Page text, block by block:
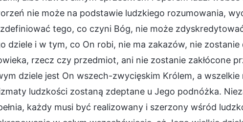
nie może na podstawie ludzkiego rozumowania,
tego, co czyni Bóg, nie może
dziele i w tym, co On robi, nie ma zakazów, nie
rzecz czy przedmiot, ani nie zostanie zakłócone
dziele jest On wszech-zwycięskim Królem, a wszelkie
ludzkości zostaną zdeptane u Jego podnóżka.
każdy musi być realizowany i szerzony wśród